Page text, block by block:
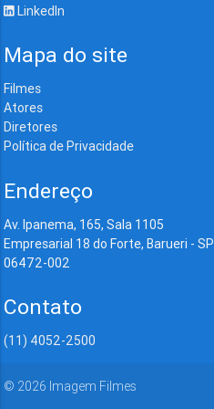
LinkedIn
Mapa do site
Filmes
Atores
Diretores
Política de Privacidade
Endereço
Av. Ipanema, 165, Sala 1105
Empresarial 18 do Forte, Barueri - SP
06472-002
Contato
(11) 4052-2500
© 2026 Imagem Filmes